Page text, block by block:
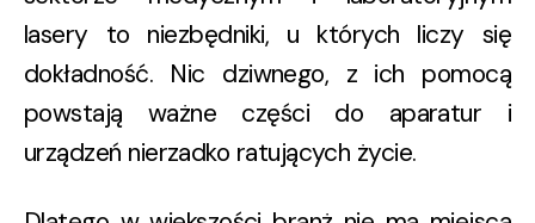
lasery to niezbędniki, u których liczy się
dokładność. Nic dziwnego, z ich pomocą
powstają ważne części do aparatur i
urządzeń nierzadko ratujących życie.